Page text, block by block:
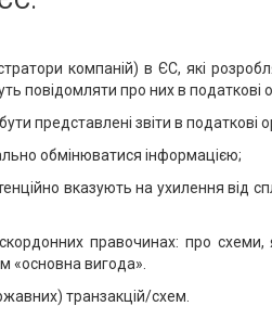
компаній) в ЄС, які
повідомляти про них в податкові
представлені звіти в податкові
обмінюватися інформацією;
вказують на ухилення від
правочинах: про схеми,
«основна вигода».
транзакцій/схем.